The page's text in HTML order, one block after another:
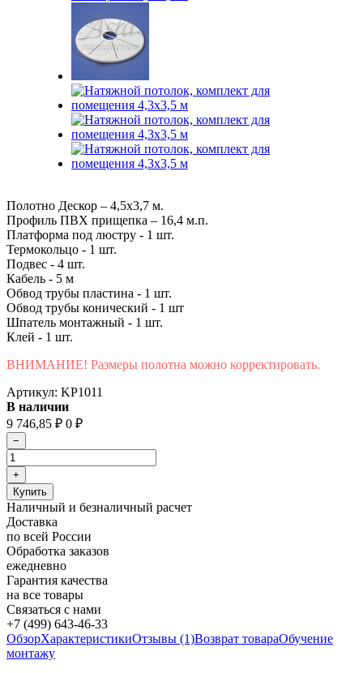
Полотно Дескор – 4,5x3,7 м.
Профиль ПВХ прищепка – 16,4 м.п.
Платформа под люстру - 1 шт.
Термокольцо - 1 шт.
Подвес - 4 шт.
Кабель - 5 м
Обвод трубы пластина - 1 шт.
Обвод трубы конический - 1 шт
Шпатель монтажный - 1 шт.
Клей - 1 шт.
ВНИМАНИЕ! Размеры полотна можно корректировать.
Артикул: KP1011
В наличии
9 746,85 ₽ 0 ₽
Наличный и безналичный расчет
Доставка
по всей России
Обработка заказов
ежедневно
Гарантия качества
на все товары
Связаться с нами
+7 (499) 643-46-33
ОбзорХарактеристикиОтзывы (1)Возврат товараОбучение
монтажу